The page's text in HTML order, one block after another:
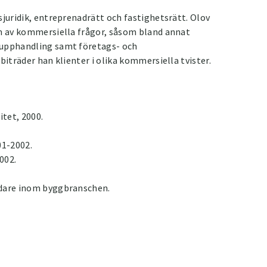
entreprenadrätt och fastighetsrätt. Olov
kommersiella frågor, såsom bland annat
samt företags- och
han klienter i olika kommersiella tvister.
2000.
2002.
inom byggbranschen.